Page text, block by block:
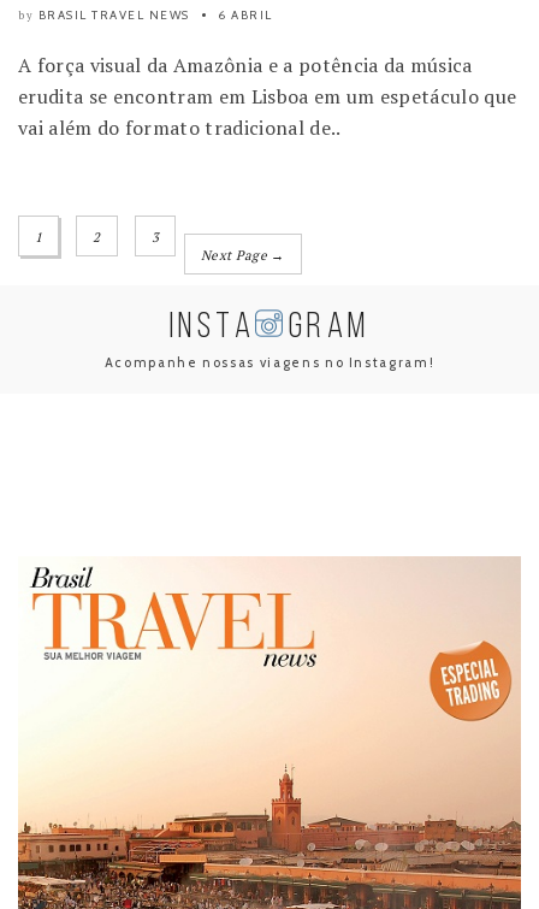
by BRASIL TRAVEL NEWS 6 ABRIL
A força visual da Amazônia e a potência da música
erudita se encontram em Lisboa em um espetáculo que
vai além do formato tradicional de..
1 2
3
Next Page →
INSTA GRAM
Acompanhe nossas viagens no Instagram!